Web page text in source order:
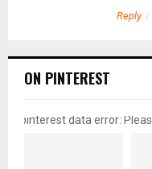
Reply
ON PINTEREST
pinterest data error: